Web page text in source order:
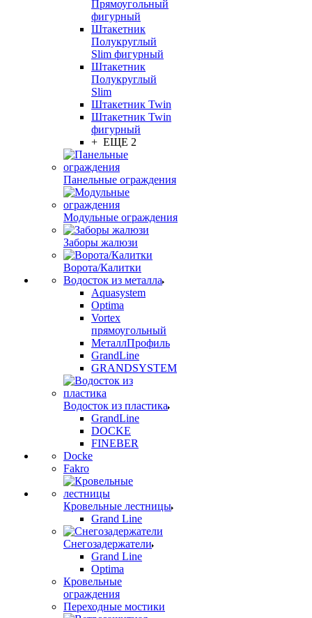
Прямоугольный
фигурный
Штакетник
Полукруглый
Slim фигурный
Штакетник
Полукруглый
Slim
Штакетник Twin
Штакетник Twin
фигурный
+ ЕЩЕ 2
Панельные ограждения
Модульные ограждения
Заборы жалюзи
Ворота/Калитки
Водосток из металла
Aquasystem
Optima
Vortex
прямоугольный
МеталлПрофиль
GrandLine
GRANDSYSTEM
Водосток из пластика
GrandLine
DOCKE
FINEBER
Docke
Fakro
Кровельные лестницы
Grand Line
Снегозадержатели
Grand Line
Optima
Кровельные
ограждения
Переходные мостики